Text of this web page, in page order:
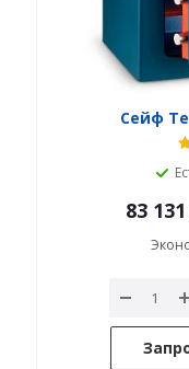
Сейф
83 131